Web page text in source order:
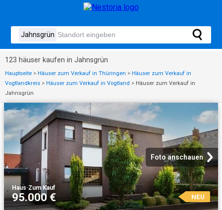
123 häuser kaufen in Jahnsgrün
Hauptseite > Häuser zum Verkauf in Thüringen > Häuser zum Verkauf in
Vogtlandkreis > Häuser zum Verkauf in Vogtland > Häuser zum Verkauf in
Jahnsgrün
Foto anschauen
Haus·Zum Kauf
95.000 € NEU